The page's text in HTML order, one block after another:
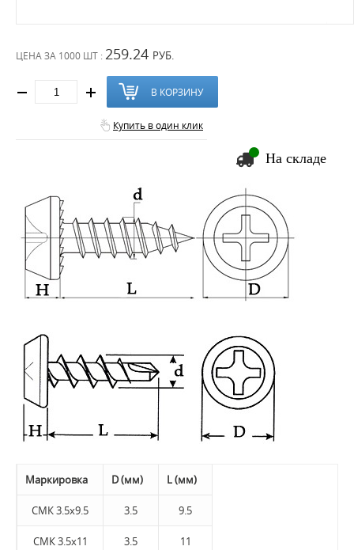
ЦЕНА ЗА 1000 ШТ : 259.24 РУБ.
В КОРЗИНУ
Купить в один клик
На складе
Маркировка D (мм) L (мм)
СМК 3.5x9.5 3.5 9.5
СМК 3.5x11 3.5 11